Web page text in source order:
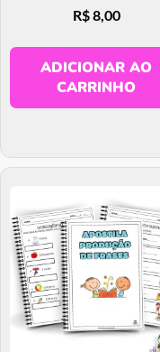
R$8,00
ADICIONAR AO
CARRINHO